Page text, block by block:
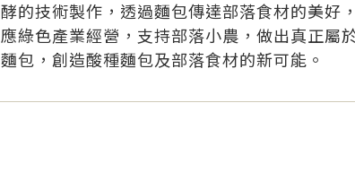
酵的技術製作，透過麵包傳達部落食材的美好
應綠色產業經營，支持部落小農，做出真正屬
麵包，創造酸種麵包及部落食材的新可能。